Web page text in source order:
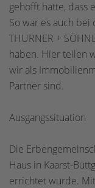
gehofft hatte, dass
So war es auch bei
THURNER +
haben. Hier teilen
wir als
Partner sind.
Ausgangssituation
Die
Haus in Kaarst-
errichtet wurde.